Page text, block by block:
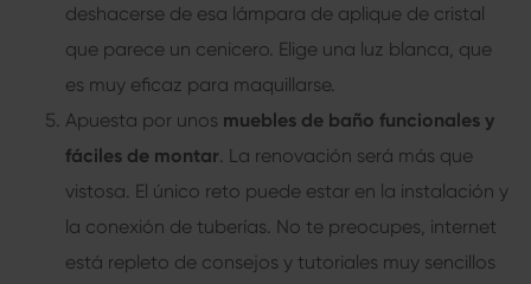
deshacerse de esa lámpara de aplique de cristal
que parece un cenicero. Elige una luz blanca, que
es muy eficaz para maquillarse.
Apuesta por unos muebles de baño funcionales y
fáciles de montar . La renovación será más que
vistosa. El único reto puede estar en la instalación y
la conexión de tuberías. No te preocupes, internet
está repleto de consejos y tutoriales muy sencillos